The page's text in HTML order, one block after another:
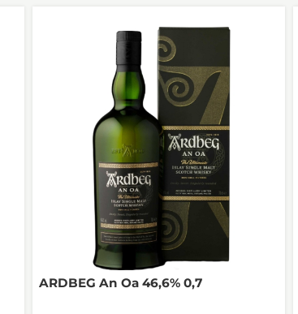
ARDBEG An Oa 46,6% 0,7